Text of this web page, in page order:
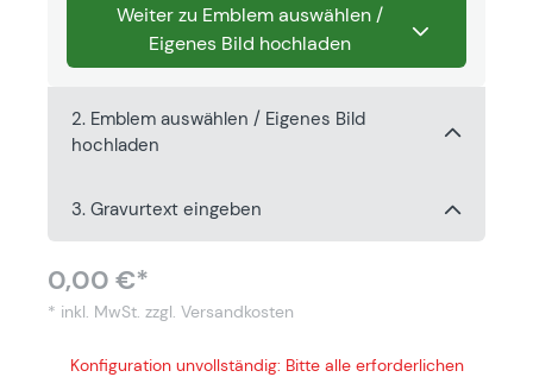
Weiter zu Emblem auswählen /
Eigenes Bild hochladen
2. Emblem auswählen / Eigenes Bild
hochladen
3. Gravurtext eingeben
0,00 €*
* inkl. MwSt. zzgl. Versandkosten
Konfiguration unvollständig: Bitte alle erforderlichen